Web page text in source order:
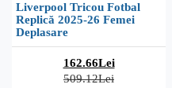
Liverpool Tricou Fotbal
Replică 2025-26 Femei
Deplasare
162.66Lei
509.12Lei